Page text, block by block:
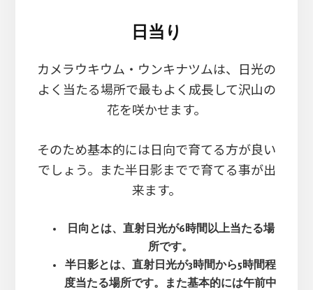
日当り
カメラウキウム・ウンキナツムは、日光の
よく当たる場所で最もよく成長して沢山の
花を咲かせます。
そのため基本的には日向で育てる方が良い
でしょう。また半日影までで育てる事が出
来ます。
日向とは、直射日光が6時間以上当たる場
所です。
半日影とは、直射日光が3時間から5時間程
度当たる場所です。また基本的には午前中